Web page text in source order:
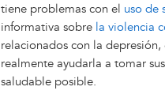
tiene problemas con el uso de
informativa sobre la violencia
relacionados con la
realmente ayudarla a tomar
saludable posible.